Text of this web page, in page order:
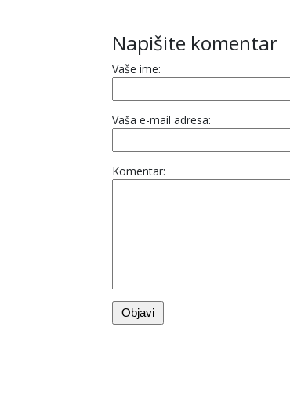
Napišite komentar
Vaše ime:
Vaša e-mail adresa:
Komentar: